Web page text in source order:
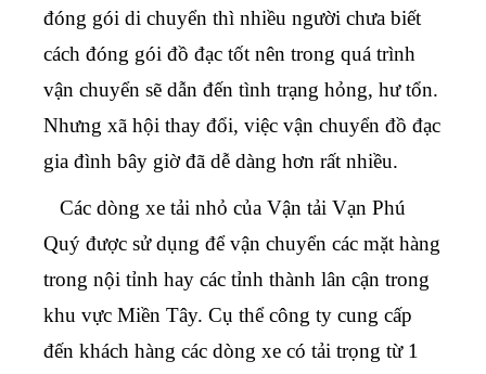
đóng gói di chuyển thì nhiều người chưa biết
cách đóng gói đồ đạc tốt nên trong quá trình
vận chuyển sẽ dẫn đến tình trạng hỏng, hư tổn.
Nhưng xã hội thay đổi, việc vận chuyển đồ đạc
gia đình bây giờ đã dễ dàng hơn rất nhiều.
Các dòng xe tải nhỏ của Vận tải Vạn Phú
Quý được sử dụng để vận chuyển các mặt hàng
trong nội tỉnh hay các tỉnh thành lân cận trong
khu vực Miền Tây. Cụ thể công ty cung cấp
đến khách hàng các dòng xe có tải trọng từ 1